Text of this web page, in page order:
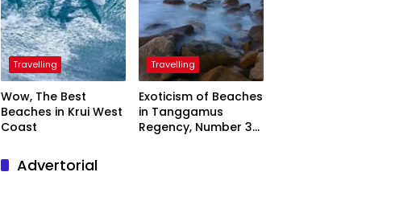
Travelling
Wow, The Best
Beaches in Krui West
Coast
Travelling
Exoticism of Beaches
in Tanggamus
Regency, Number 3
Advertorial